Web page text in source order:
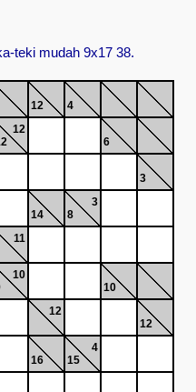
teki mudah 9x17 38.
12
4
12
6
3
14
3
8
11
10
10
12
12
16
4
15